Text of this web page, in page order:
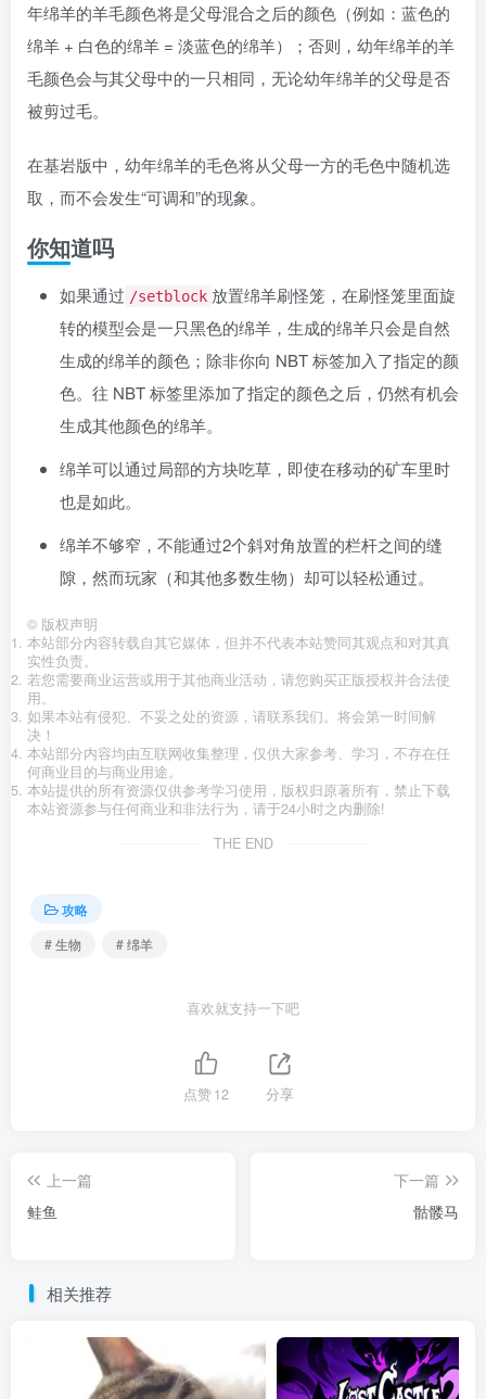
年绵羊的羊毛颜色将是父母混合之后的颜色（例如：蓝色的
绵羊 + 白色的绵羊 = 淡蓝色的绵羊）；否则，幼年绵羊的羊
毛颜色会与其父母中的一只相同，无论幼年绵羊的父母是否
被剪过毛。
在基岩版中，幼年绵羊的毛色将从父母一方的毛色中随机选
取，而不会发生“可调和”的现象。
你知道吗
如果通过 /setblock 放置绵羊刷怪笼，在刷怪笼里面旋
转的模型会是一只黑色的绵羊，生成的绵羊只会是自然
生成的绵羊的颜色；除非你向 NBT 标签加入了指定的颜
色。往 NBT 标签里添加了指定的颜色之后，仍然有机会
生成其他颜色的绵羊。
绵羊可以通过局部的方块吃草，即使在移动的矿车里时
也是如此。
绵羊不够窄，不能通过2个斜对角放置的栏杆之间的缝
隙，然而玩家（和其他多数生物）却可以轻松通过。
© 版权声明
本站部分内容转载自其它媒体，但并不代表本站赞同其观点和对其真
实性负责。
若您需要商业运营或用于其他商业活动，请您购买正版授权并合法使
用。
如果本站有侵犯、不妥之处的资源，请联系我们。将会第一时间解
决！
本站部分内容均由互联网收集整理，仅供大家参考、学习，不存在任
何商业目的与商业用途。
本站提供的所有资源仅供参考学习使用，版权归原著所有，禁止下载
本站资源参与任何商业和非法行为，请于24小时之内删除!
THE END
攻略
# 生物
# 绵羊
喜欢就支持一下吧
点赞12 分享
上一篇
鲑鱼
下一篇
骷髅马
相关推荐